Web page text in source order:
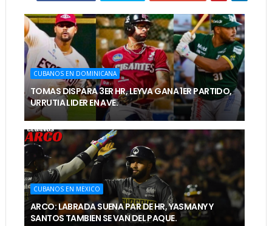
CUBANOS EN DOMINICANA
TOMAS DISPARA 3ER HR, LEYVA GANA 1ER PARTIDO,
URRUTIA LIDER EN AVE.
CUBANOS EN MEXICO
ARCO: LABRADA SUENA PAR DE HR, YASMANY Y
SANTOS TAMBIEN SE VAN DEL PAQUE.